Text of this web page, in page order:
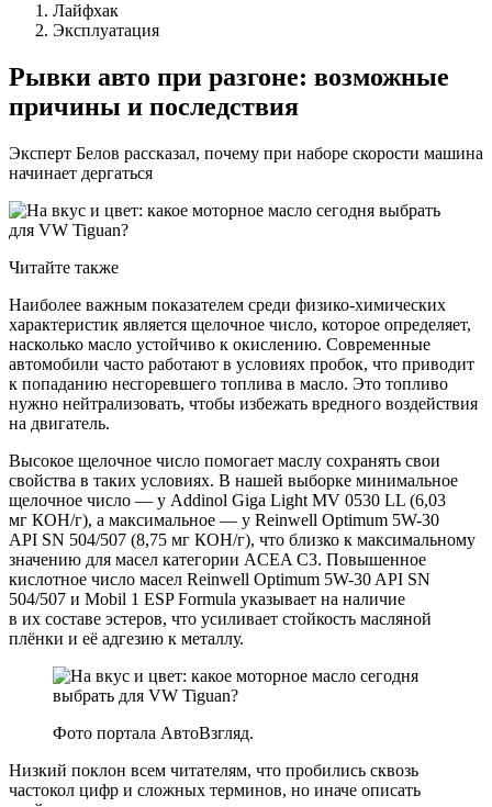
Лайфхак
Эксплуатация
Рывки авто при разгоне: возможные
причины и последствия
Эксперт Белов рассказал, почему при наборе скорости машина
начинает дергаться
Читайте также
Наиболее важным показателем среди физико-химических
характеристик является щелочное число, которое определяет,
насколько масло устойчиво к окислению. Современные
автомобили часто работают в условиях пробок, что приводит
к попаданию несгоревшего топлива в масло. Это топливо
нужно нейтрализовать, чтобы избежать вредного воздействия
на двигатель.
Высокое щелочное число помогает маслу сохранять свои
свойства в таких условиях. В нашей выборке минимальное
щелочное число — у Addinol Giga Light MV 0530 LL (6,03
мг КОН/г), а максимальное — у Reinwell Optimum 5W-30
API SN 504/507 (8,75 мг КОН/г), что близко к максимальному
значению для масел категории ACEA C3. Повышенное
кислотное число масел Reinwell Optimum 5W-30 API SN
504/507 и Mobil 1 ESP Formula указывает на наличие
в их составе эстеров, что усиливает стойкость масляной
плёнки и её адгезию к металлу.
Фото портала АвтоВзгляд.
Низкий поклон всем читателям, что пробились сквозь
частокол цифр и сложных терминов, но иначе описать